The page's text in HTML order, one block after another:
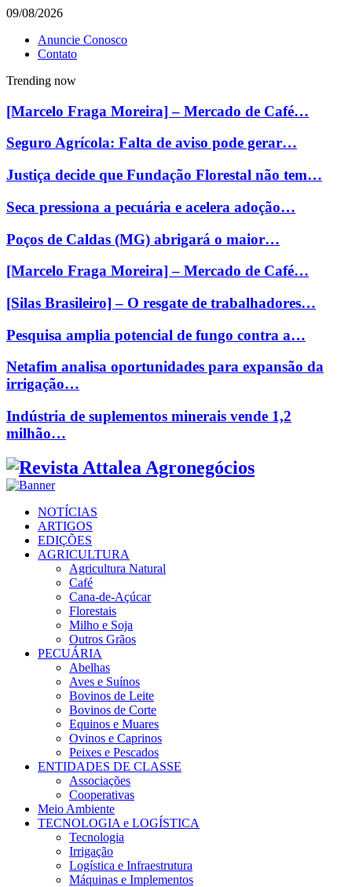
09/08/2026
Anuncie Conosco
Contato
Trending now
[Marcelo Fraga Moreira] – Mercado de Café…
Seguro Agrícola: Falta de aviso pode gerar…
Justiça decide que Fundação Florestal não tem…
Seca pressiona a pecuária e acelera adoção…
Poços de Caldas (MG) abrigará o maior…
[Marcelo Fraga Moreira] – Mercado de Café…
[Silas Brasileiro] – O resgate de trabalhadores…
Pesquisa amplia potencial de fungo contra a…
Netafim analisa oportunidades para expansão da
irrigação…
Indústria de suplementos minerais vende 1,2
milhão…
Facebook
Twitter
Instagram
Linkedin
Youtube
Email
NOTÍCIAS
ARTIGOS
EDIÇÕES
AGRICULTURA
Agricultura Natural
Café
Cana-de-Açúcar
Florestais
Milho e Soja
Outros Grãos
PECUÁRIA
Abelhas
Aves e Suínos
Bovinos de Leite
Bovinos de Corte
Equinos e Muares
Ovinos e Caprinos
Peixes e Pescados
ENTIDADES DE CLASSE
Associações
Cooperativas
Meio Ambiente
TECNOLOGIA e LOGÍSTICA
Tecnologia
Irrigação
Logística e Infraestrutura
Máquinas e Implementos